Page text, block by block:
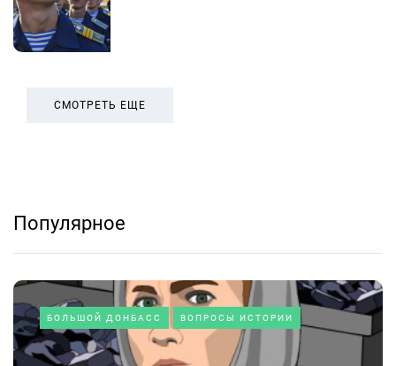
СМОТРЕТЬ ЕЩЕ
Популярное
БОЛЬШОЙ ДОНБАСС ВОПРОСЫ ИСТОРИИ